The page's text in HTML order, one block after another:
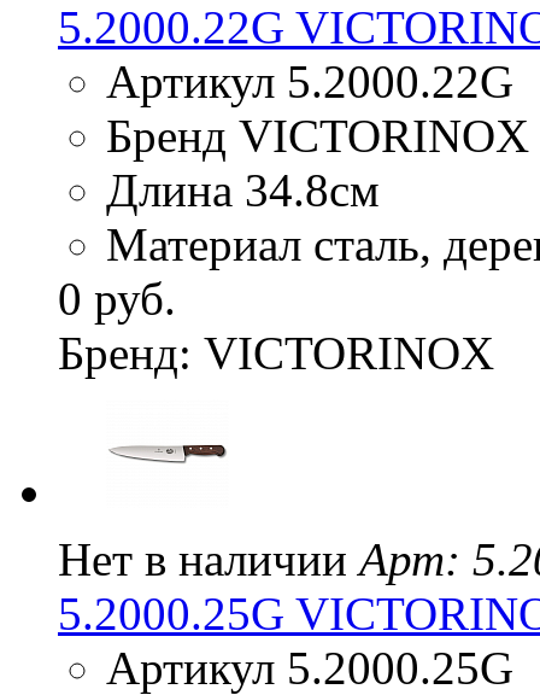
5.2000.22G
Артикул 5.2000.22G
Бренд VICTORINOX
Длина 34.8см
Материал сталь,
0 руб.
Бренд: VICTORINOX
Нет в наличии Арт:
5.2000.25G
Артикул 5.2000.25G